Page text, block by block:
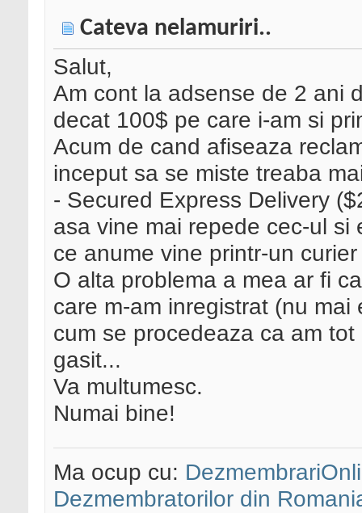
Cateva nelamuriri..
Salut,
Am cont la adsense de 2 ani
decat 100$ pe care i-am si
Acum de cand afiseaza
inceput sa se miste treaba
- Secured Express Delivery
asa vine mai repede cec-ul si
ce anume vine printr-un
O alta problema a mea ar fi
care m-am inregistrat (nu
cum se procedeaza ca am
gasit...
Va multumesc.
Numai bine!
Ma ocup cu:
Dezmembratorilor din